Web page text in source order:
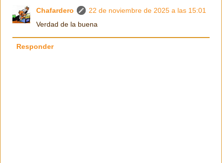
Chafardero
22 de noviembre de 2025 a las 15:01
Verdad de la buena
Responder